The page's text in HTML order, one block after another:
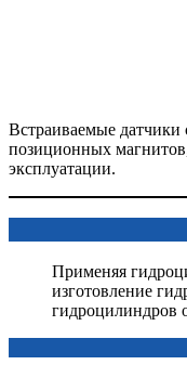
Встраиваемые
позиционных
эксплуатации.
Применяя
изготовление
гидроцилиндров